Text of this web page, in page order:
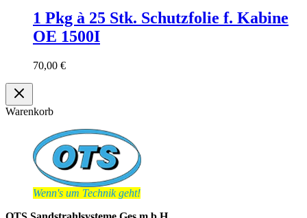
1 Pkg à 25 Stk. Schutzfolie f. Kabine
OE 1500I
70,00 €
Warenkorb
Wenn's um Technik geht!